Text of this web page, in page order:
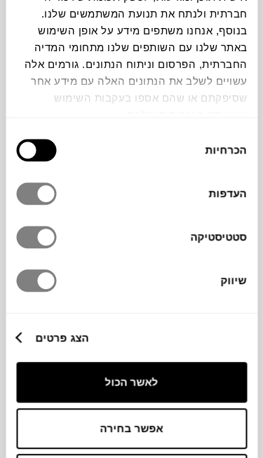
חברתית ולנתח את תנועת המשתמשים שלנו.
בנוסף, אנחנו משתפים מידע על אופן השימוש
באתר שלנו עם השותפים שלנו מתחומי המדיה
החברתית, הפרסום וניתוח הנתונים. גורמים אלה
עשויים לשלב את הנתונים האלה עם מידע אחר
שסיפקתם או שהם אספו בעקבות השימוש
הסכמה
הכרחיות
העדפות
סטטיסטיקה
שיווק
הצג פרטים
לאשר הכול
אפשר בחירה
חלה שגיאה. אנא רעננו את הדף ונסו שנית
צבעים
סדרת הכלים STØRM, של המעצב Nicholai
RAAWII
.
הסדרה כוללת קערות, אגרטלים וקנקנים
הקוביזם של תחילת שנות ה-20 ובסדרה הזו
ניכרת ההשפעה בעיצוב הכלים ובהתאמה
מקום בו תבחרו, אם זה על מדפים, קונסולות,
18X28H ס"מ